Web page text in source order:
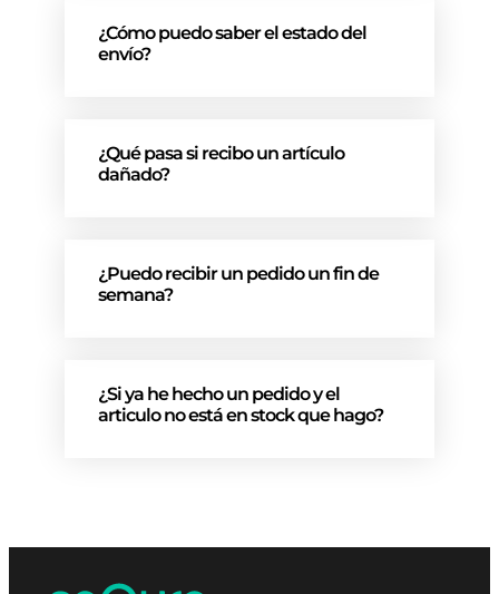
¿Cómo puedo saber el estado del
envío?
¿Qué pasa si recibo un artículo
dañado?
¿Puedo recibir un pedido un fin de
semana?
¿Si ya he hecho un pedido y el
articulo no está en stock que hago?